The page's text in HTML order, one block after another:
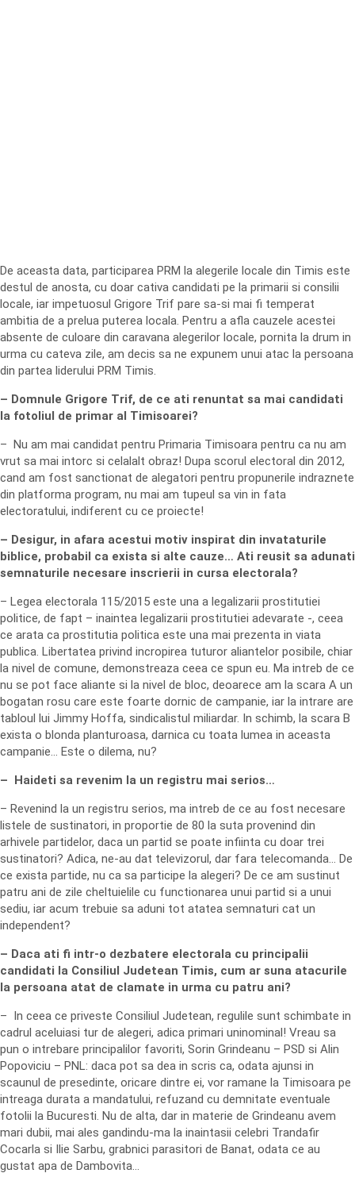
De aceasta data, participarea PRM la alegerile locale din Timis este
destul de anosta, cu doar cativa candidati pe la primarii si consilii
locale, iar impetuosul Grigore Trif pare sa-si mai fi temperat
ambitia de a prelua puterea locala. Pentru a afla cauzele acestei
absente de culoare din caravana alegerilor locale, pornita la drum in
urma cu cateva zile, am decis sa ne expunem unui atac la persoana
din partea liderului PRM Timis.
– Domnule Grigore Trif, de ce ati renuntat sa mai candidati
la fotoliul de primar al Timisoarei?
– Nu am mai candidat pentru Primaria Timisoara pentru ca nu am
vrut sa mai intorc si celalalt obraz! Dupa scorul electoral din 2012,
cand am fost sanctionat de alegatori pentru propunerile indraznete
din platforma program, nu mai am tupeul sa vin in fata
electoratului, indiferent cu ce proiecte!
– Desigur, in afara acestui motiv inspirat din invataturile
biblice, probabil ca exista si alte cauze… Ati reusit sa adunati
semnaturile necesare inscrierii in cursa electorala?
– Legea electorala 115/2015 este una a legalizarii prostitutiei
politice, de fapt – inaintea legalizarii prostitutiei adevarate -, ceea
ce arata ca prostitutia politica este una mai prezenta in viata
publica. Libertatea privind incropirea tuturor aliantelor posibile, chiar
la nivel de comune, demonstreaza ceea ce spun eu. Ma intreb de ce
nu se pot face aliante si la nivel de bloc, deoarece am la scara A un
bogatan rosu care este foarte dornic de campanie, iar la intrare are
tabloul lui Jimmy Hoffa, sindicalistul miliardar. In schimb, la scara B
exista o blonda planturoasa, darnica cu toata lumea in aceasta
campanie… Este o dilema, nu?
– Haideti sa revenim la un registru mai serios…
– Revenind la un registru serios, ma intreb de ce au fost necesare
listele de sustinatori, in proportie de 80 la suta provenind din
arhivele partidelor, daca un partid se poate infiinta cu doar trei
sustinatori? Adica, ne-au dat televizorul, dar fara telecomanda… De
ce exista partide, nu ca sa participe la alegeri? De ce am sustinut
patru ani de zile cheltuielile cu functionarea unui partid si a unui
sediu, iar acum trebuie sa aduni tot atatea semnaturi cat un
independent?
– Daca ati fi intr-o dezbatere electorala cu principalii
candidati la Consiliul Judetean Timis, cum ar suna atacurile
la persoana atat de clamate in urma cu patru ani?
– In ceea ce priveste Consiliul Judetean, regulile sunt schimbate in
cadrul aceluiasi tur de alegeri, adica primari uninominal! Vreau sa
pun o intrebare principalilor favoriti, Sorin Grindeanu – PSD si Alin
Popoviciu – PNL: daca pot sa dea in scris ca, odata ajunsi in
scaunul de presedinte, oricare dintre ei, vor ramane la Timisoara pe
intreaga durata a mandatului, refuzand cu demnitate eventuale
fotolii la Bucuresti. Nu de alta, dar in materie de Grindeanu avem
mari dubii, mai ales gandindu-ma la inaintasii celebri Trandafir
Cocarla si Ilie Sarbu, grabnici parasitori de Banat, odata ce au
gustat apa de Dambovita…